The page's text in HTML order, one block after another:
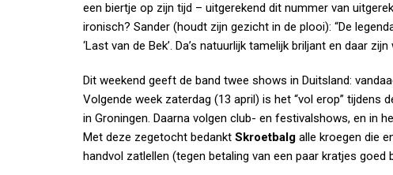
een biertje op zijn tijd – uitgerekend dit nummervan
ironisch? Sander (houdt zijn gezicht in de plooi): “De
‘Last van de Bek’. Da’s natuurlijk tamelijk briljant en daar
Dit weekend geeft de band twee shows in Duitsland:
Volgende week zaterdag (13 april) is het “vol erop” tijdens
in Groningen. Daarna volgen club- en festivalshows, en in
Met deze zegetocht bedankt Skroetbalg alle kroegen die
handvol zatlellen (tegen betaling van een paar kratjes goed